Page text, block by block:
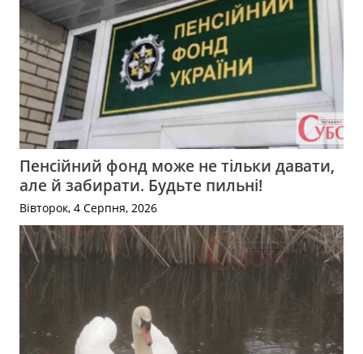
Пенсійний фонд може не тільки давати,
але й забирати. Будьте пильні!
Вівторок, 4 Серпня, 2026